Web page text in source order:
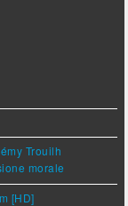
Trouilh
morale
[HD]